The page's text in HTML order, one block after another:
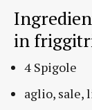
in
4 Spigole
aglio, sale,